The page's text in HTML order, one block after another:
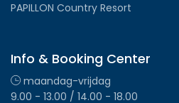
PAPILLON Country Resort
Info & Booking Center
maandag-vrijdag
9.00 - 13.00 / 14.00 - 18.00